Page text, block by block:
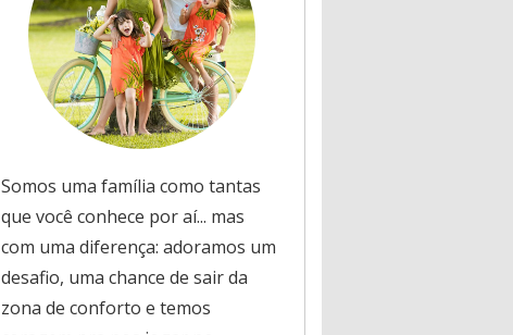
Somos uma família como tantas
que você conhece por aí... mas
com uma diferença: adoramos um
desafio, uma chance de sair da
zona de conforto e temos